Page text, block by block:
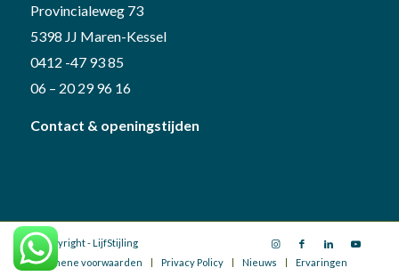
Provincialeweg 73
5398 JJ Maren-Kessel
0412 -47 93 85
06 – 20 29 96 16
Contact & openingstijden
© Copyright - LijfStijling
Algemene voorwaarden
Privacy Policy Nieuws Ervaringen